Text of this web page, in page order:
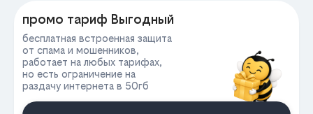
промо тариф Выгодный
бесплатная встроенная защита
от спама и мошенников,
работает на любых тарифах,
но есть ограничение на
раздачу интернета в 50гб